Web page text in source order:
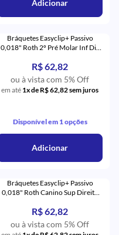
Adicionar
Bráquetes Easyclip+ Passivo
0,018" Roth 2º Pré Molar Inf Dir
R$ 62,82
ou à vista com 5% Off
em até 1x de R$ 62,82 sem juros
Disponível em 1 opções
Adicionar
Bráquetes Easyclip+ Passivo
0,018" Roth Canino Sup Direito
R$ 62,82
ou à vista com 5% Off